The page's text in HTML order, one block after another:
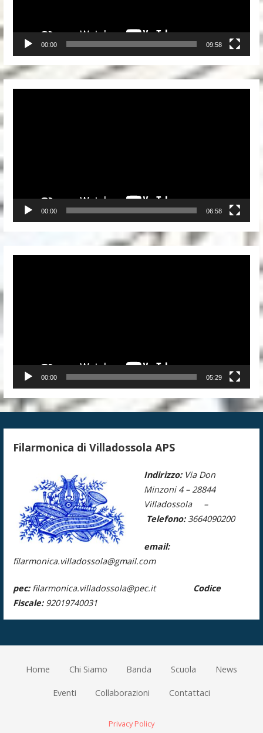
00:00 09:58
00:00 06:58
00:00 05:29
Filarmonica di Villadossola APS
Indirizzo: Via Don
Minzoni 4 –28844
Villadossola –
Telefono:3664090200
email:
filarmonica.villadossola@gmail.com
pec:filarmonica.villadossola@pec.it Codice
Fiscale:92019740031
Home Chi Siamo Banda Scuola News
Eventi Collaborazioni Contattaci
Privacy Policy